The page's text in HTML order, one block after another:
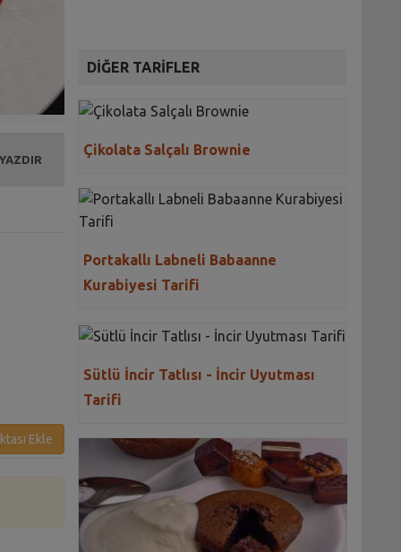
Ekle
DİĞER TARİFLER
Çikolata Salçalı Brownie
Portakallı Labneli Babaanne
Kurabiyesi Tarifi
Sütlü İncir Tatlısı - İncir Uyutması
Tarifi